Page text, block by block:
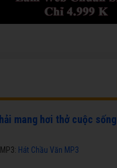
mang hơi thở cuộc sống
Hát Chầu Văn MP3